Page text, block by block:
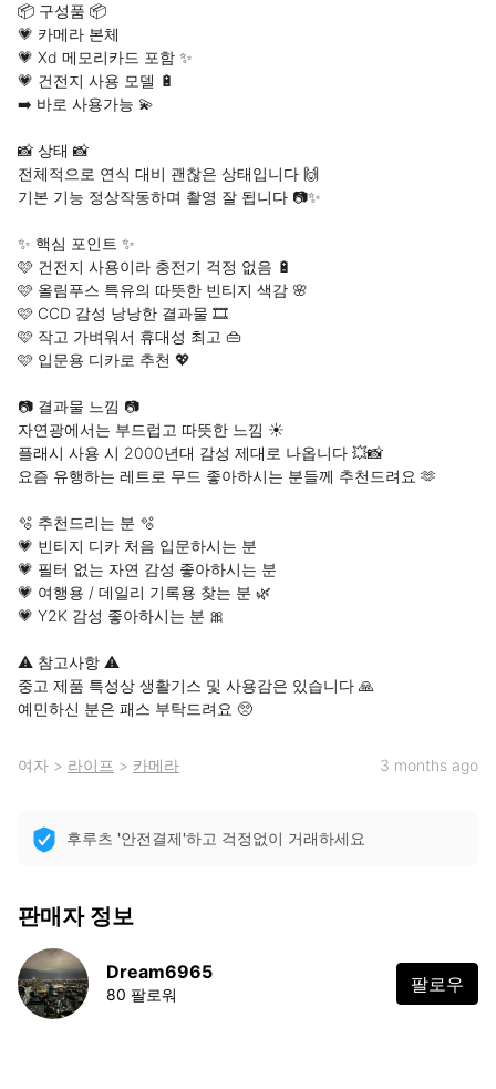
📦 구성품 📦
💗 카메라 본체
💗 Xd 메모리카드 포함 ✨
💗 건전지 사용 모델 🔋
➡️ 바로 사용가능 💫
📸 상태 📸
전체적으로 연식 대비 괜찮은 상태입니다 🙌
기본 기능 정상작동하며 촬영 잘 됩니다 📷✨
✨ 핵심 포인트 ✨
🩷 건전지 사용이라 충전기 걱정 없음 🔋
🩷 올림푸스 특유의 따뜻한 빈티지 색감 🌸
🩷 CCD 감성 낭낭한 결과물 🎞️
🩷 작고 가벼워서 휴대성 최고 👜
🩷 입문용 디카로 추천 💖
📷 결과물 느낌 📷
자연광에서는 부드럽고 따뜻한 느낌 ☀️
플래시 사용 시 2000년대 감성 제대로 나옵니다 💥📸
요즘 유행하는 레트로 무드 좋아하시는 분들께 추천드려요 🫶
🫧 추천드리는 분 🫧
💗 빈티지 디카 처음 입문하시는 분
💗 필터 없는 자연 감성 좋아하시는 분
💗 여행용 / 데일리 기록용 찾는 분 🌿
💗 Y2K 감성 좋아하시는 분 🎀
⚠️ 참고사항 ⚠️
중고 제품 특성상 생활기스 및 사용감은 있습니다 🙏
예민하신 분은 패스 부탁드려요 🥺
여자 > 라이프 > 카메라 3 months ago
후루츠 '안전결제'하고 걱정없이 거래하세요
판매자 정보
Dream6965
80 팔로워 팔로우